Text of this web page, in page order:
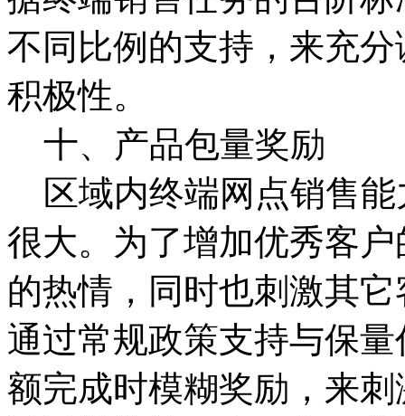
不同比例的支持，来充
积极性。
十、产品包量奖励
区域内终端网点销售能
很大。为了增加优秀客
的热情，同时也刺激其
通过常规政策支持与保
额完成时模糊奖励，来